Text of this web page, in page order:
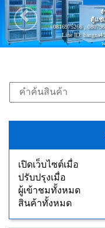
จ
ตู้แช่
0816975266 ,
Line ID:
เปิดเว็บไซต์เมื่อ
ปรับปรุงเมื่อ
ผู้เข้าชมทั้งหมด
สินค้าทั้งหมด